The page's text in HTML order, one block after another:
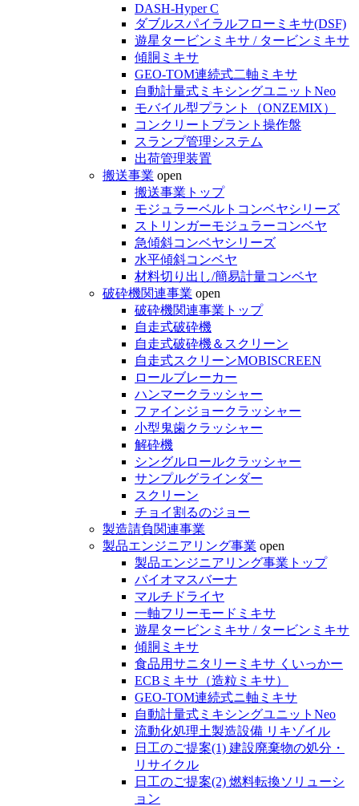
DASH-Hyper C
ダブルスパイラルフローミキサ(DSF)
遊星タービンミキサ / タービンミキサ
傾胴ミキサ
GEO-TOM連続式二軸ミキサ
自動計量式ミキシングユニットNeo
モバイル型プラント（ONZEMIX）
コンクリートプラント操作盤
スランプ管理システム
出荷管理装置
搬送事業 open
搬送事業トップ
モジュラーベルトコンベヤシリーズ
ストリンガーモジュラーコンベヤ
急傾斜コンベヤシリーズ
水平傾斜コンベヤ
材料切り出し/簡易計量コンベヤ
破砕機関連事業 open
破砕機関連事業トップ
自走式破砕機
自走式破砕機＆スクリーン
自走式スクリーンMOBISCREEN
ロールブレーカー
ハンマークラッシャー
ファインジョークラッシャー
小型鬼歯クラッシャー
解砕機
シングルロールクラッシャー
サンプルグラインダー
スクリーン
チョイ割るのジョー
製造請負関連事業
製品エンジニアリング事業 open
製品エンジニアリング事業トップ
バイオマスバーナ
マルチドライヤ
一軸フリーモードミキサ
遊星タービンミキサ / タービンミキサ
傾胴ミキサ
食品用サニタリーミキサ くいっかー
ECBミキサ（造粒ミキサ）
GEO-TOM連続式ニ軸ミキサ
自動計量式ミキシングユニットNeo
流動化処理土製造設備 リキゾイル
日工のご提案(1) 建設廃棄物の処分・
リサイクル
日工のご提案(2) 燃料転換ソリューシ
ョン